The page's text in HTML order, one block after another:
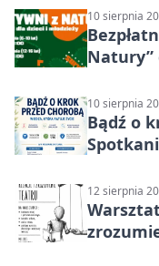
10 sierpnia
Natury”
10 sierpnia
Bądź o
12 sierpnia